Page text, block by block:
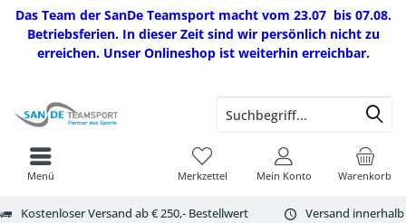
Das Team der SanDe Teamsport macht vom 23.07 bis 07.08.
Betriebsferien. In dieser Zeit sind wir persönlich nicht zu
erreichen. Unser Onlineshop ist weiterhin erreichbar.
Kostenloser Versand ab € 250,- Bestellwert Versand
Warenkorb
Merkzettel Mein Konto
Menü